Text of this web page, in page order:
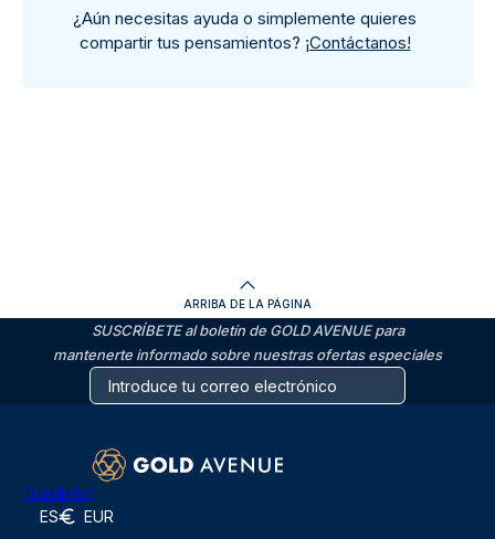
¿Aún necesitas ayuda o simplemente quieres
compartir tus pensamientos? ¡Contáctanos!
ARRIBA DE LA PÁGINA
SUSCRÍBETE al boletín de GOLD AVENUE para
mantenerte informado sobre nuestras ofertas especiales
Trustpilot
ES EUR